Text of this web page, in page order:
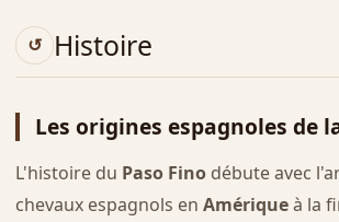
Histoire
Les origines espagnoles de
L'histoire du Paso Finodébute avec
chevaux espagnols en Amériqueà la